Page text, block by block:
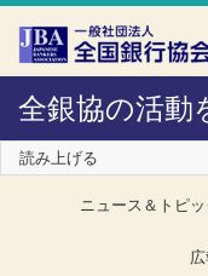
本文へスキップ
障がい者向け相談窓口
全銀協の活動
読み上げる
ニュース＆トピッ